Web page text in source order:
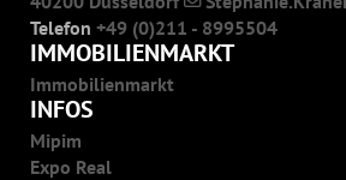
Telefon +49 (0)211 - 8995504
IMMOBILIENMARKT
Immobilienmarkt
INFOS
Mipim
Expo Real